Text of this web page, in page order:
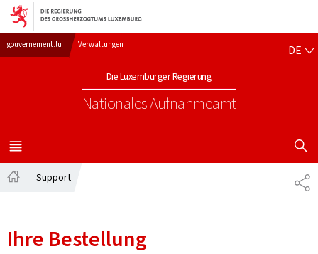
Zur Hauptnavigation
Zum Inhalt
gouvernement.lu Verwaltungen
Die Luxemburger Regierung
Nationales Aufnahmeamt
DE
MENÜ
HAUPT-
Support
Ihre Bestellung